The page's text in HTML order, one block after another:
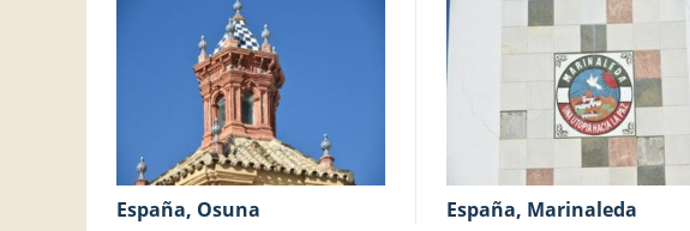
España, Osuna España, Marinaleda